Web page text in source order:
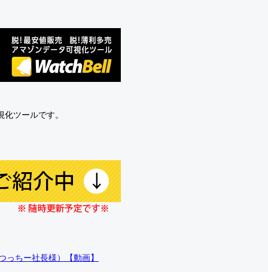
ツールです。
ちー社長様）【動画】